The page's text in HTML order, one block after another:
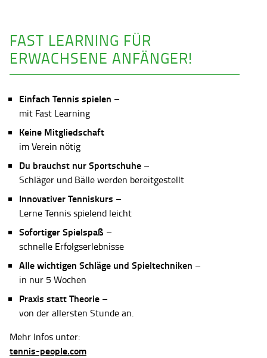
FAST LEARNING FÜR
ERWACHSENE ANFÄNGER!
Einfach Tennis spielen –
mit Fast Learning
Keine Mitgliedschaft
im Verein nötig
Du brauchst nur Sportschuhe –
Schläger und Bälle werden bereitgestellt
Innovativer Tenniskurs –
Lerne Tennis spielend leicht
Sofortiger Spielspaß –
schnelle Erfolgserlebnisse
Alle wichtigen Schläge und Spieltechniken –
in nur 5 Wochen
Praxis statt Theorie –
von der allersten Stunde an.
Mehr Infos unter:
tennis-people.com